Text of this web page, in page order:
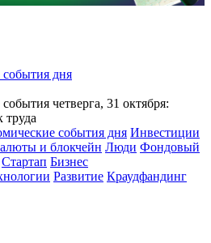
дня
четверга, 31 октября:
труда
события дня Инвестиции
и блокчейн Люди Фондовый
Стартап Бизнес
Развитие Краудфандинг